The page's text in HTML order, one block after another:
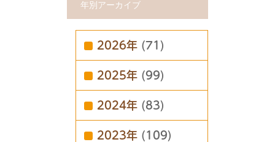
年別アーカイブ
2026年 (71)
2025年 (99)
2024年 (83)
2023年 (109)